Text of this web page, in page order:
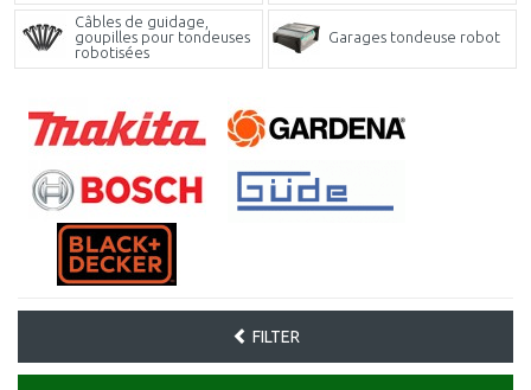
Câbles de guidage,
goupilles pour tondeuses
robotisées
Garages tondeuse robot
FILTER